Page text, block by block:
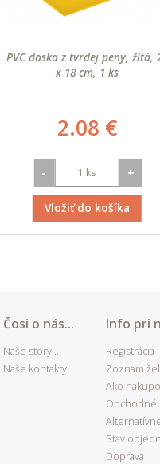
PVC doska z tvrdej peny, žltá,
x 18 cm, 1 ks
2.08 €
- +
Vložiť do košíka
Čosi o nás...
Naše story...
Naše kontakty
Info pri
Registrácia
Zoznam
Ako
Obchodné
Stav
Doprava